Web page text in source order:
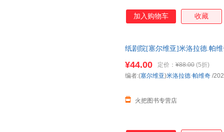
加入购物车 收藏
纸剧院[塞尔维亚]米洛拉德.帕
¥44.00 定价： ¥88.00 (5折)
火把图书专营店
编者:(塞尔维亚)米洛拉德·帕维奇 /